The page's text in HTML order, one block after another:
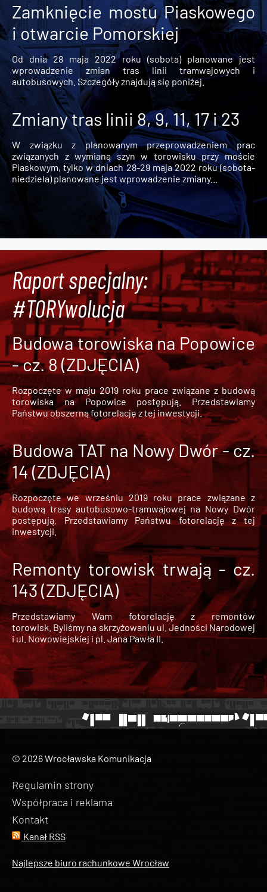
Zamknięcie mostu Piaskowego
i otwarcie Pomorskiej
Od dnia 28 maja 2022 roku (sobota) planowane jest
wprowadzenie zmian tras linii tramwajowych i
autobusowych. Szczegóły znajdują się poniżej.
Zmiany tras linii 8, 9, 11, 17 i 23
W związku z planowanym przeprowadzeniem prac
związanych z wymianą szyn w torowisku przy moście
Piaskowym, tylko w dniach 28-29 maja 2022 roku (sobota-
niedziela) planowane jest wprowadzenie zmiany...
Raport specjalny:
#TORYwolucja
Budowa torowiska na Popowice
- cz. 8 (ZDJĘCIA)
Rozpoczęte w maju 2019 roku prace związane z budową
torowiska na Popowice
postępują. Przedstawiamy
Państwu obszerną fotorelację z tej inwestycji.
Budowa TAT na Nowy Dwór - cz.
14 (ZDJĘCIA)
Rozpoczęte we wrześniu 2019 roku prace związane z
budową trasy autobusowo-tramwajowej na Nowy Dwór
postępują. Przedstawiamy Państwu fotorelację z tej
inwestycji.
Remonty torowisk trwają - cz.
143 (ZDJĘCIA)
Przedstawiamy Wam fotorelację z remontów
torowisk. Byliśmy na skrzyżowaniu ul. Jedności Narodowej
i ul. Nowowiejskiej i pl. Jana Pawła II.
© 2026 Wrocławska Komunikacja
Regulamin strony
Współpraca i reklama
Kontakt
Kanał RSS
Najlepsze biuro rachunkowe Wrocław